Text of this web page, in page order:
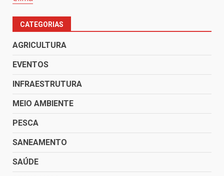
CATEGORIAS
AGRICULTURA
EVENTOS
INFRAESTRUTURA
MEIO AMBIENTE
PESCA
SANEAMENTO
SAÚDE